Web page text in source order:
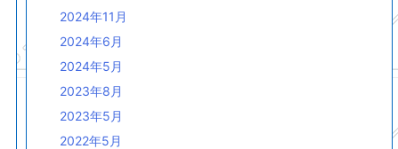
2024年11月
2024年6月
2024年5月
2023年8月
2023年5月
2022年5月